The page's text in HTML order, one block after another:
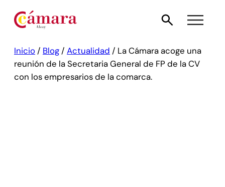
Inicio / Blog / Actualidad / La Cámara acoge una
reunión de la Secretaria General de FP de la CV
con los empresarios de la comarca.